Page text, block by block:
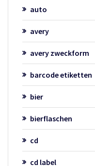
auto
avery
avery zweckform
barcode etiketten
bier
bierflaschen
cd
cd label